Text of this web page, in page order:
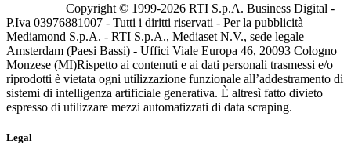
Copyright © 1999-2026 RTI S.p.A. Business Digital -
P.Iva 03976881007 - Tutti i diritti riservati - Per la pubblicità
Mediamond S.p.A. - RTI S.p.A., Mediaset N.V., sede legale
Amsterdam (Paesi Bassi) - Uffici Viale Europa 46, 20093 Cologno
Monzese (MI)Rispetto ai contenuti e ai dati personali trasmessi e/o
riprodotti è vietata ogni utilizzazione funzionale all’addestramento di
sistemi di intelligenza artificiale generativa. È altresì fatto divieto
espresso di utilizzare mezzi automatizzati di data scraping.
Legal